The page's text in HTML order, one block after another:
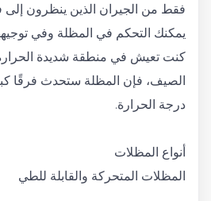
فقط من الجيران الذين ينظرون إلى
يمكنك التحكم في المظلة وفي
كنت تعيش في منطقة شديدة
الصيف، فإن المظلة ستحدث فرقًا
درجة الحرارة.
أنواع المظلات
المظلات المتحركة والقابلة للطي